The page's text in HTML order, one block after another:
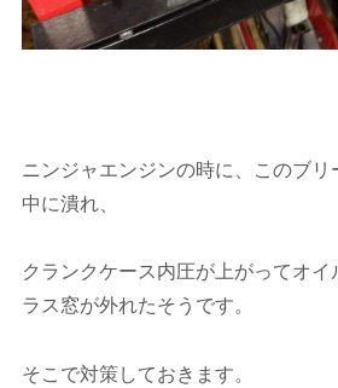
ニンジャエンジンの時に、このブ
中に潰れ、
クランクケース内圧が上がってオ
ラス窓が外れたそうです。
そこで対策しておきます。